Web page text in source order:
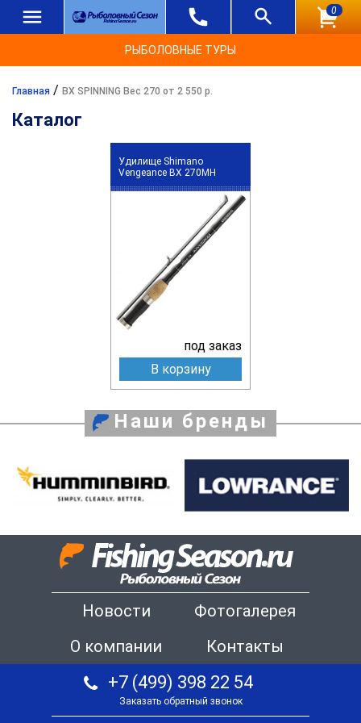
0
РЫБОЛОВНЫЕ ТУРЫ
Главная / BX SPINNING Вес 270 от 2 550 р.
Каталог
Удилище Shimano
Vengeance BX 270MH
под заказ
В корзину
Наши бренды
Новости
Фотогалерея
О компании
Контакты
+7 (499) 398 22 54
Заказать обратный звонок